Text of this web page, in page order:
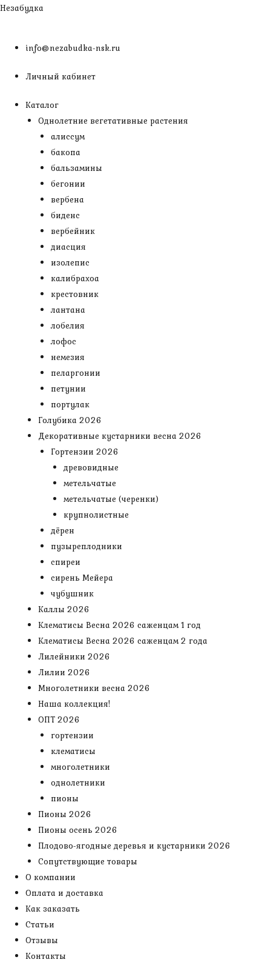
Перейти
Незабудка
info@nezabudka-nsk.ru
Личный кабинет
Каталог
Однолетние вегетативные растения
алиссум
бакопа
бальзамины
бегонии
вербена
биденс
вербейник
диасция
изолепис
калибрахоа
крестовник
лантана
лобелия
лофос
немезия
пеларгонии
петунии
портулак
Голубика 2026
Декоративные кустарники весна 2026
Гортензии 2026
древовидные
метельчатые
метельчатые (черенки)
крупнолистные
дёрен
пузыреплодники
спиреи
сирень Мейера
чубушник
Каллы 2026
Клематисы Весна 2026 саженцам 1 год
Клематисы Весна 2026 саженцам 2 года
Лилейники 2026
Лилии 2026
Многолетники весна 2026
Наша коллекция!
ОПТ 2026
гортензии
клематисы
многолетники
однолетники
пионы
Пионы 2026
Пионы осень 2026
Плодово-ягодные деревья и кустарники 2026
Сопутствующие товары
О компании
Оплата и доставка
Как заказать
Статьи
Отзывы
Контакты